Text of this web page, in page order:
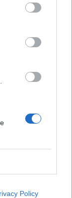
Policy
500 KR, 1x
5 700 BZ, 2
100 KR, 2x
4 700 BZ, 1
1x Kupón na
pomocníky
tohle ocenili(o).